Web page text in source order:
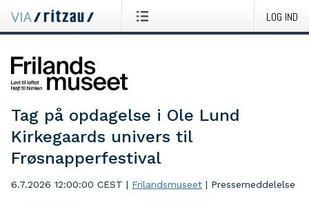
LOG IND
Tag på opdagelse i Ole Lund
Kirkegaards univers til
Frøsnapperfestival
6.7.2026 12:00:00 CEST | Frilandsmuseet | Pressemeddelelse